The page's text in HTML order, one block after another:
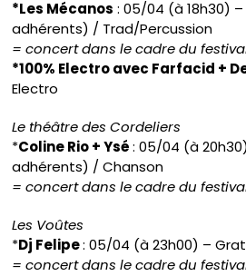
*Les Mécanos : 05/04 (à 18h30)
adhérents) / Trad/Percussion
= concert dans le cadre du
*100% Electro avec Farfacid +
Electro
Le théâtre des Cordeliers
*Coline Rio + Ysé: 05/04 (à
adhérents) / Chanson
= concert dans le cadre du
Les Voûtes
*Dj Felipe: 05/04 (à 23h00) –
= concert dans le cadre du